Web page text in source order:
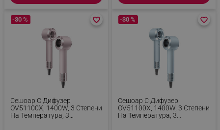
Сешоар С Дифузер
OV51100X, 1400W, 3 Степени
На Температура, 3
-30 % favorite_border
favorite_border
Сешоар С Дифузер
OV51100X, 1400W, 3 Степени
На Температура, 3
-30 % favorite_border
favorite_border